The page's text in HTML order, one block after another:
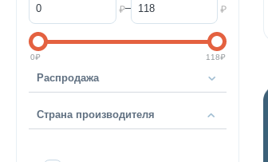
₽– ₽
0₽ 118₽
Распродажа
Страна производителя